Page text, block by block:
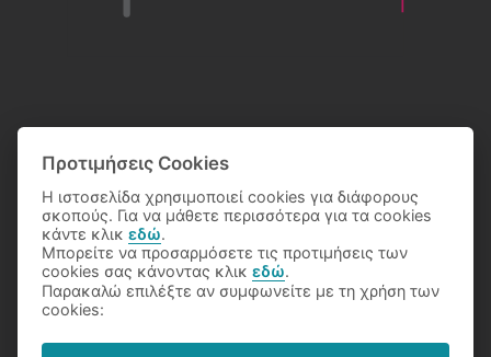
© 2026 Eθνικό Κέντρο Τεκμηρίωσης
Προτιμήσεις Cookies
Η ιστοσελίδα χρησιμοποιεί cookies για διάφορους
σκοπούς. Για να μάθετε περισσότερα για τα cookies
κάντε κλικεδώ.
Μπορείτε να προσαρμόσετε τις προτιμήσεις των
cookies σας κάνοντας κλικεδώ.
Παρακαλώ επιλέξτε αν συμφωνείτε με τη χρήση των
cookies: